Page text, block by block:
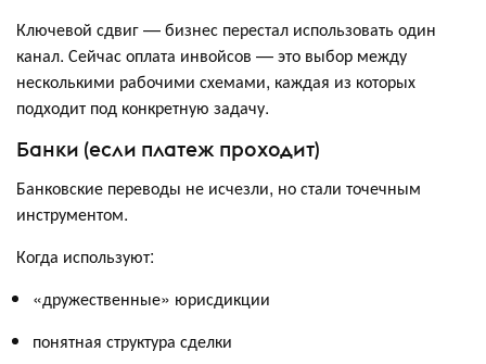
Ключевой сдвиг — бизнес перестал использовать один
канал. Сейчас оплата инвойсов — это выбор между
несколькими рабочими схемами, каждая из которых
подходит под конкретную задачу.
Банки (если платеж проходит)
Банковские переводы не исчезли, но стали точечным
инструментом.
Когда используют:
«дружественные» юрисдикции
понятная структура сделки